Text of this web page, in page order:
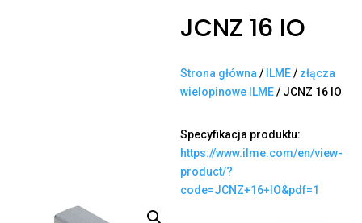
JCNZ 16 IO
Strona główna / ILME/ złącza
wielopinowe ILME/ JCNZ 16 IO
Specyfikacja produktu:
https://www.ilme.com/en/view-
product/?
code=JCNZ+16+IO&pdf=1